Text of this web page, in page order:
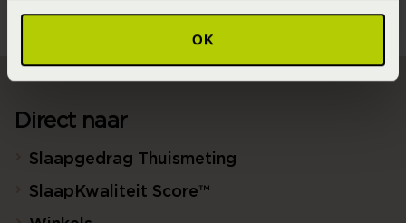
OK
Direct naar
Slaapgedrag Thuismeting
SlaapKwaliteit Score™